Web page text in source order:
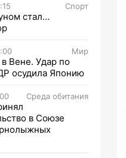
Спорт
стал…
Мир
Вене. Удар по
осудила Японию
Среда обитания
в Союзе